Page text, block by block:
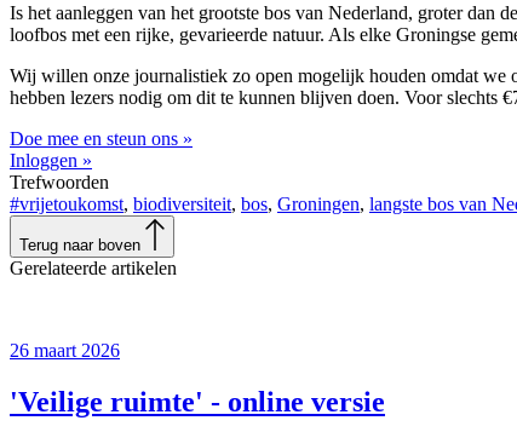
Is het aanleggen van het grootste bos van Nederland, groter dan
loofbos met een rijke, gevarieerde natuur. Als elke Groningse
Wij willen onze journalistiek zo open mogelijk houden omdat we
hebben lezers nodig om dit te kunnen blijven doen. Voor slechts
Doe mee en steun ons »
Inloggen »
Trefwoorden
#vrijetoukomst, biodiversiteit, bos, Groningen, langste bos van
Terug naar boven
Gerelateerde artikelen
26 maart 2026
'Veilige ruimte' - online versie